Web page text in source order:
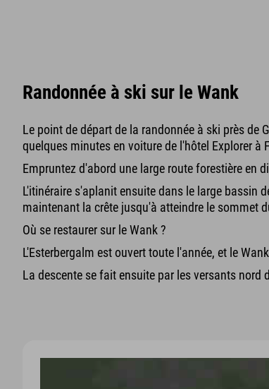
Randonnée à ski sur le Wank
Le point de départ de la randonnée à ski près de
quelques minutes en voiture de l'hôtel Explorer à
Empruntez d'abord une large route forestière en
L'itinéraire s'aplanit ensuite dans le large bassin
maintenant la crête jusqu'à atteindre le sommet
Où se restaurer sur le Wank ?
L'Esterbergalm est ouvert toute l'année, et le
La descente se fait ensuite par les versants nord